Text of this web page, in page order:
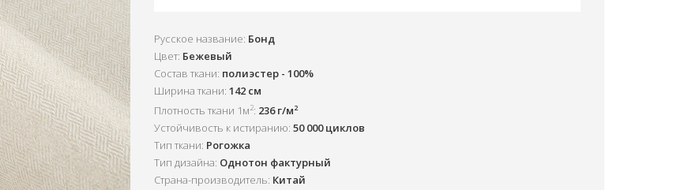
Русское название: Бонд
Цвет: Бежевый
Состав ткани: полиэстер - 100%
Ширина ткани: 142 см
Плотность ткани 1м2: 236 г/м2
Устойчивость к истиранию: 50 000 циклов
Тип ткани: Рогожка
Тип дизайна: Однотон фактурный
Страна-производитель: Китай